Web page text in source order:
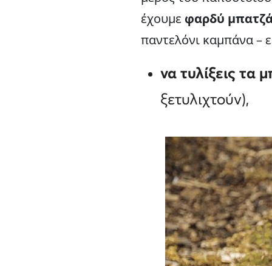
έχουμε φαρδύ
παντελόνι καμπάνα –
να τυλίξεις τα
ξετυλιχτούν),